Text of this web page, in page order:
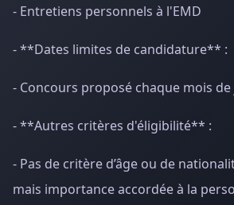
- Entretiens personnels à l'EMD
- **Dates limites de candidature** :
- Concours proposé chaque mois
- **Autres critères d'éligibilité** :
- Pas de critère d’âge ou de
mais importance accordée à la